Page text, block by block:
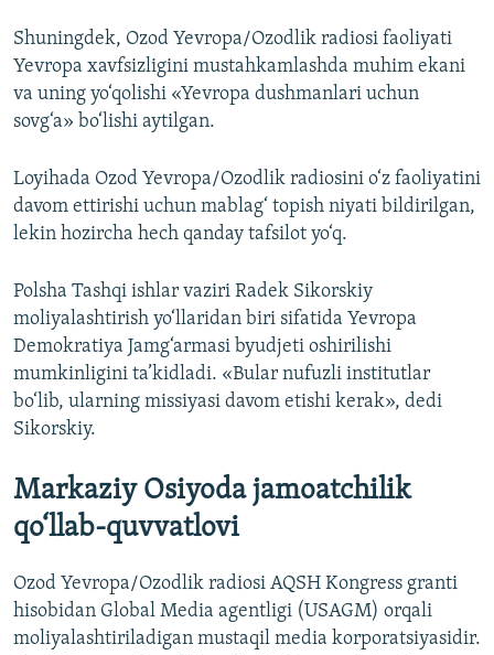
Shuningdek, Ozod Yevropa/Ozodlik radiosi faoliyati
Yevropa xavfsizligini mustahkamlashda muhim ekani
va uning yo‘qolishi «Yevropa dushmanlari uchun
sovg‘a» bo‘lishi aytilgan.
Loyihada Ozod Yevropa/Ozodlik radiosini o‘z faoliyatini
davom ettirishi uchun mablag‘ topish niyati bildirilgan,
lekin hozircha hech qanday tafsilot yo‘q.
Polsha Tashqi ishlar vaziri Radek Sikorskiy
moliyalashtirish yo‘llaridan biri sifatida Yevropa
Demokratiya Jamg‘armasi byudjeti oshirilishi
mumkinligini ta’kidladi. «Bular nufuzli institutlar
bo‘lib, ularning missiyasi davom etishi kerak», dedi
Sikorskiy.
Markaziy Osiyoda jamoatchilik
qo‘llab-quvvatlovi
Ozod Yevropa/Ozodlik radiosi AQSH Kongress granti
hisobidan Global Media agentligi (USAGM) orqali
moliyalashtiriladigan mustaqil media korporatsiyasidir.